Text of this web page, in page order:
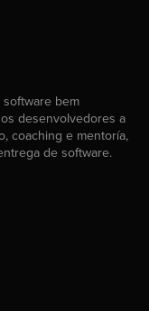
software bem
desenvolvedores a
coaching e mentoría,
de software.